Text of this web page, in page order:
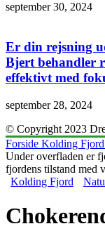
september 30, 2024
Er din rejsning
Bjert behandler
effektivt med
september 28, 2024
© Copyright 2023
Forside Kolding Fjord
Under overfladen er
fjordens tilstand med
Kolding Fjord